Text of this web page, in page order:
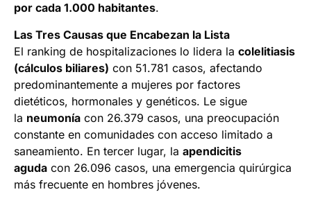
por cada 1.000 habitantes.
Las Tres Causas que Encabezan la Lista
El ranking de hospitalizaciones lo lidera la colelitiasis
(cálculos biliares) con 51.781 casos, afectando
predominantemente a mujeres por factores
dietéticos, hormonales y genéticos. Le sigue
la neumonía con 26.379 casos, una preocupación
constante en comunidades con acceso limitado a
saneamiento. En tercer lugar, la apendicitis
aguda con 26.096 casos, una emergencia quirúrgica
más frecuente en hombres jóvenes.